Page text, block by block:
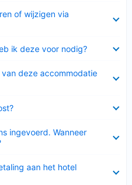
of wijzigen via
ik deze voor nodig?
deze accommodatie
ingevoerd. Wanneer
aan het hotel